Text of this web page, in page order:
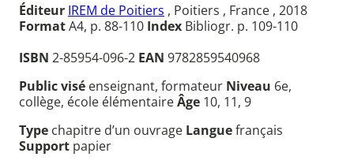
Éditeur IREM de Poitiers , Poitiers , France , 2018
FormatA4, p. 88-110 Index Bibliogr. p. 109-110
ISBN 2-85954-096-2 EAN 9782859540968
Public visé enseignant, formateur Niveau 6e,
collège, école élémentaireÂge 10, 11, 9
Type chapitre d’un ouvrage Languefrançais
Support papier